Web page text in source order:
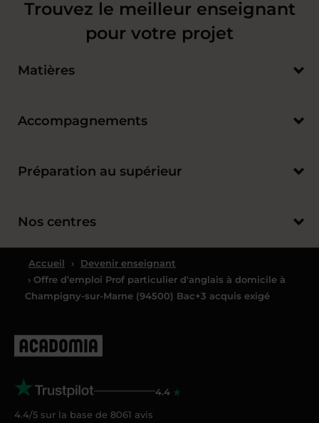
Trouvez le meilleur enseignant
pour votre projet
Matières
Accompagnements
Préparation au supérieur
Nos centres
Accueil ›
Devenir enseignant
› Offre d’emploi Prof particulier d'anglais à domicile à
Champigny-sur-Marne (94500) Bac+3 acquis exigé
4.4
4.4/5 sur la base de 8061 avis